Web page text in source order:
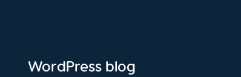
WordPress blog